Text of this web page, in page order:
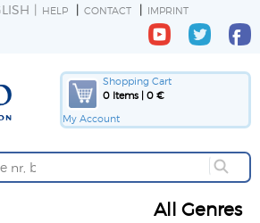
HELP CONTACT IMPRINT
Shopping Cart
0 Items | 0 €
My Account
All Genres